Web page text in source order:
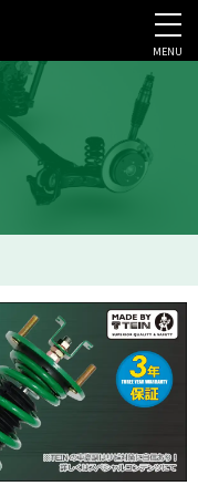
会社案内・採用・IR
MENU